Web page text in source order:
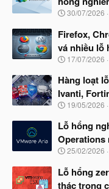
N
à
y
b
ắ
đ
ầ
u
30/07/2026
Firefox,
vá nhiều lỗ
N
à
b
ắ
đ
ầ
u
17/07/2026
Hàng loạt
Ivanti,
N
à
b
ắ
đ
ầ
19/05/2026
Lỗ hổng
N
à
y
25/02/2026
Lỗ hổng
thác trong